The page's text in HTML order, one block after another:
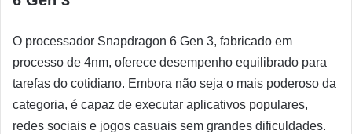
O processador Snapdragon 6 Gen 3, fabricado em
processo de 4nm, oferece desempenho equilibrado para
tarefas do cotidiano. Embora não seja o mais poderoso da
categoria, é capaz de executar aplicativos populares,
redes sociais e jogos casuais sem grandes dificuldades.